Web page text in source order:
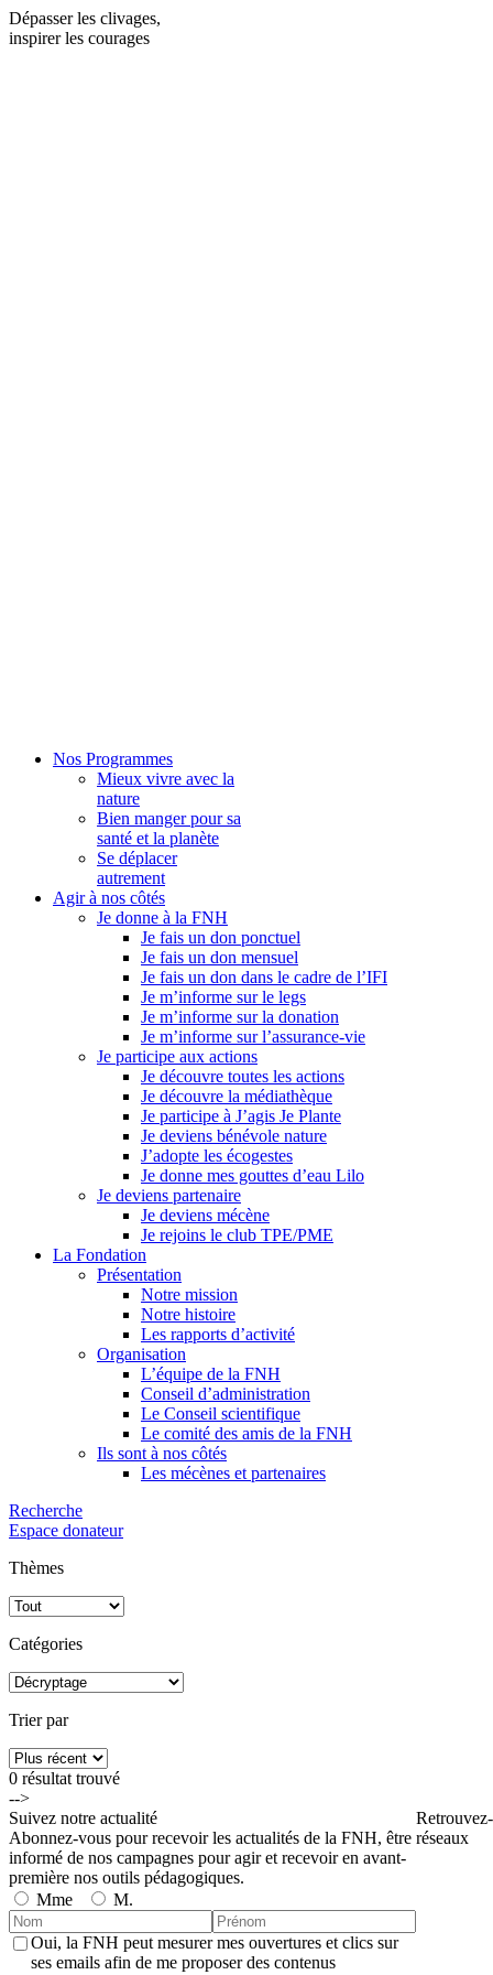
Dépasser les clivages,
inspirer les courages
Nos Programmes
Mieux vivre avec la
nature
Bien manger pour sa
santé et la planète
Se déplacer
autrement
Agir à nos côtés
Je donne à la FNH
Je fais un don ponctuel
Je fais un don mensuel
Je fais un don dans le cadre de l’IFI
Je m’informe sur le legs
Je m’informe sur la donation
Je m’informe sur l’assurance-vie
Je participe aux actions
Je découvre toutes les actions
Je découvre la médiathèque
Je participe à J’agis Je Plante
Je deviens bénévole nature
J’adopte les écogestes
Je donne mes gouttes d’eau Lilo
Je deviens partenaire
Je deviens mécène
Je rejoins le club TPE/PME
La Fondation
Présentation
Notre mission
Notre histoire
Les rapports d’activité
Organisation
L’équipe de la FNH
Conseil d’administration
Le Conseil scientifique
Le comité des amis de la FNH
Ils sont à nos côtés
Les mécènes et partenaires
Recherche
Espace donateur
Thèmes
Catégories
Trier par
0 résultat trouvé
-->
Suivez notre actualité
Abonnez-vous pour recevoir les actualités de la FNH, être
informé de nos campagnes pour agir et recevoir en avant-
première nos outils pédagogiques.
Mme
M.
Oui, la FNH peut mesurer mes ouvertures et clics sur
ses emails afin de me proposer des contenus
réseaux